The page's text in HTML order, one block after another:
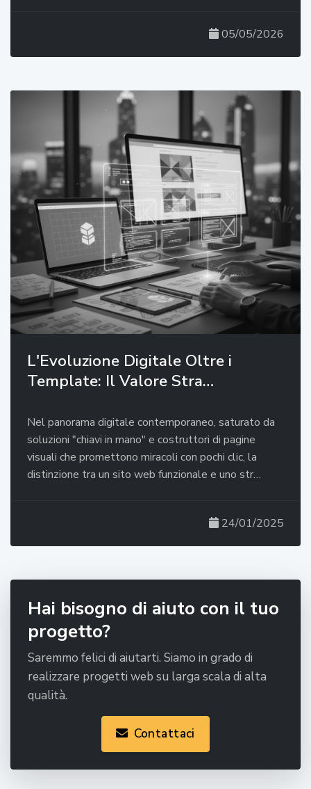
05/05/2026
L'Evoluzione Digitale Oltre i
Template: Il Valore Stra…
Nel panorama digitale contemporaneo, saturato da
soluzioni "chiavi in mano" e costruttori di pagine
visuali che promettono miracoli con pochi clic, la
distinzione tra un sito web funzionale e uno str…
24/01/2025
Hai bisogno di aiuto con il tuo
progetto?
Saremmo felici di aiutarti. Siamo in grado di
realizzare progetti web su larga scala di alta
qualità.
Contattaci